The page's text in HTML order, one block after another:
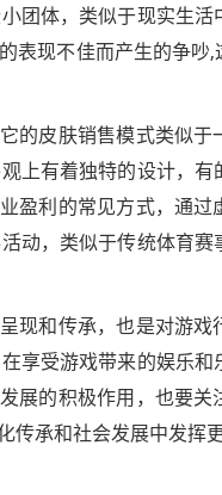
团体，类似于现实生
表现不佳而产生的争吵
的皮肤销售模式类似于
上有着独特的设计，有
盈利的常见方式，通
动，类似于传统体育
现和传承，也是对游
享受游戏带来的娱乐
展的积极作用，也要
承和社会发展中发挥更